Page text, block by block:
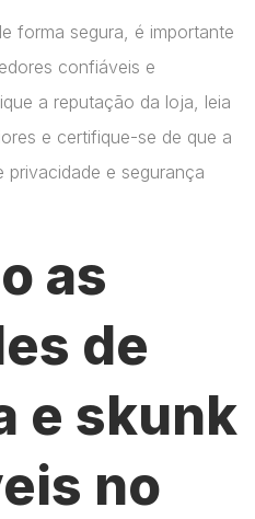
forma segura, é importante
confiáveis e
a reputação da loja, leia
e certifique-se de que a
privacidade e segurança
as
de
e skunk
no